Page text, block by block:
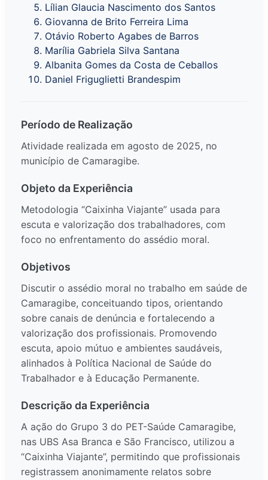
Lílian Glaucia Nascimento dos Santos
Giovanna de Brito Ferreira Lima
Otávio Roberto Agabes de Barros
Marília Gabriela Silva Santana
Albanita Gomes da Costa de Ceballos
Daniel Friguglietti Brandespim
Período de Realização
Atividade realizada em agosto de 2025, no
município de Camaragibe.
Objeto da Experiência
Metodologia “Caixinha Viajante” usada para
escuta e valorização dos trabalhadores, com
foco no enfrentamento do assédio moral.
Objetivos
Discutir o assédio moral no trabalho em saúde de
Camaragibe, conceituando tipos, orientando
sobre canais de denúncia e fortalecendo a
valorização dos profissionais. Promovendo
escuta, apoio mútuo e ambientes saudáveis,
alinhados à Política Nacional de Saúde do
Trabalhador e à Educação Permanente.
Descrição da Experiência
A ação do Grupo 3 do PET-Saúde Camaragibe,
nas UBS Asa Branca e São Francisco, utilizou a
“Caixinha Viajante”, permitindo que profissionais
registrassem anonimamente relatos sobre